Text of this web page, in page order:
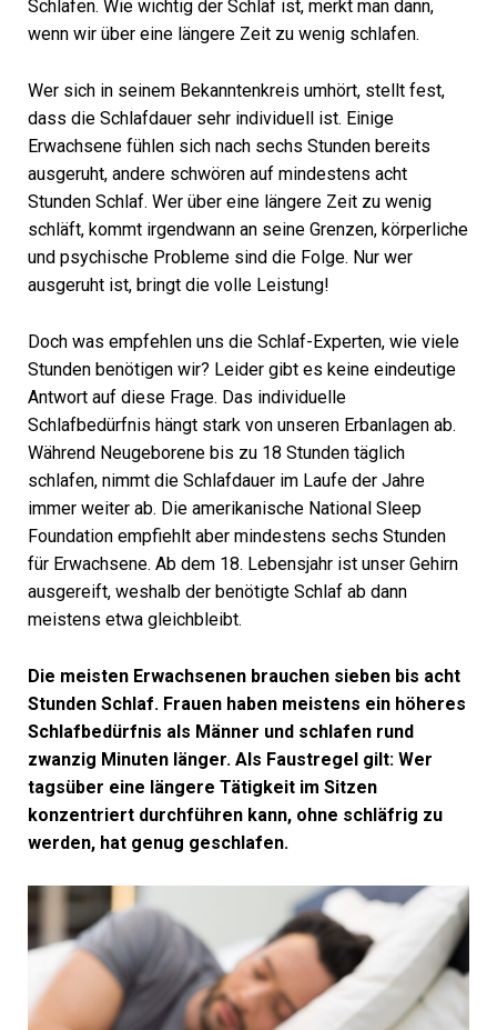
Schlafen. Wie wichtig der Schlaf ist, merkt man dann,
wenn wir über eine längere Zeit zu wenig schlafen.
Wer sich in seinem Bekanntenkreis umhört, stellt fest,
dass die Schlafdauer sehr individuell ist. Einige
Erwachsene fühlen sich nach sechs Stunden bereits
ausgeruht, andere schwören auf mindestens acht
Stunden Schlaf. Wer über eine längere Zeit zu wenig
schläft, kommt irgendwann an seine Grenzen, körperliche
und psychische Probleme sind die Folge. Nur wer
ausgeruht ist, bringt die volle Leistung!
Doch was empfehlen uns die Schlaf-Experten, wie viele
Stunden benötigen wir? Leider gibt es keine eindeutige
Antwort auf diese Frage. Das individuelle
Schlafbedürfnis hängt stark von unseren Erbanlagen ab.
Während Neugeborene bis zu 18 Stunden täglich
schlafen, nimmt die Schlafdauer im Laufe der Jahre
immer weiter ab. Die amerikanische National Sleep
Foundation empfiehlt aber mindestens sechs Stunden
für Erwachsene. Ab dem 18. Lebensjahr ist unser Gehirn
ausgereift, weshalb der benötigte Schlaf ab dann
meistens etwa gleichbleibt.
Die meisten Erwachsenen brauchen sieben bis acht
Stunden Schlaf. Frauen haben meistens ein höheres
Schlafbedürfnis als Männer und schlafen rund
zwanzig Minuten länger. Als Faustregel gilt: Wer
tagsüber eine längere Tätigkeit im Sitzen
konzentriert durchführen kann, ohne schläfrig zu
werden, hat genug geschlafen.